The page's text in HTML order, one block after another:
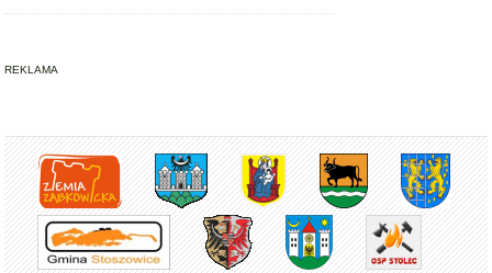
REKLAMA